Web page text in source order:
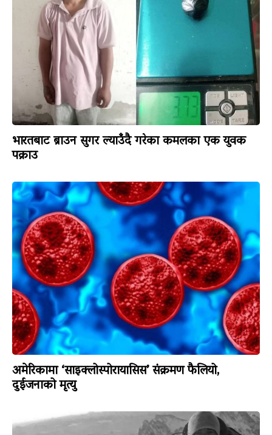
भारतबाट ब्राउन सुगर ल्याउँदै गरेका कमलका एक युवक
पक्राउ
अमेरिकामा ‘साइक्लोस्पोरायासिस’ संक्रमण फैलियो,
दुईजनाको मृत्यु